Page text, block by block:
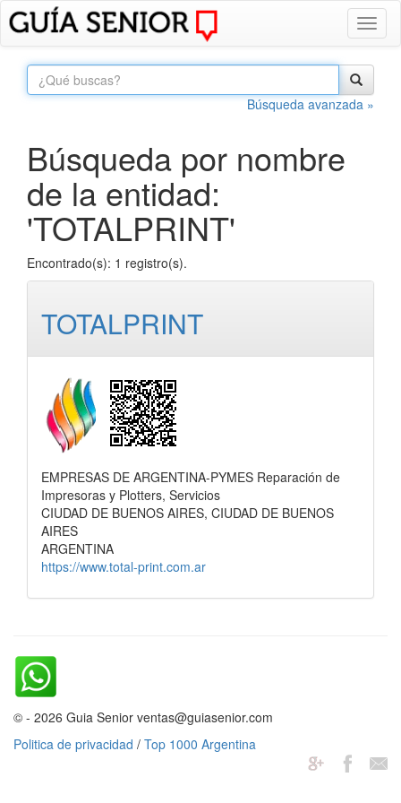
Búsqueda avanzada »
Búsqueda por nombre
de la entidad:
'TOTALPRINT'
Encontrado(s): 1 registro(s).
TOTALPRINT
EMPRESAS DE ARGENTINA-PYMES Reparación de
Impresoras y Plotters, Servicios
CIUDAD DE BUENOS AIRES, CIUDAD DE BUENOS
AIRES
ARGENTINA
https://www.total-print.com.ar
© - 2026 Guia Senior ventas@guiasenior.com
Politica de privacidad / Top 1000 Argentina